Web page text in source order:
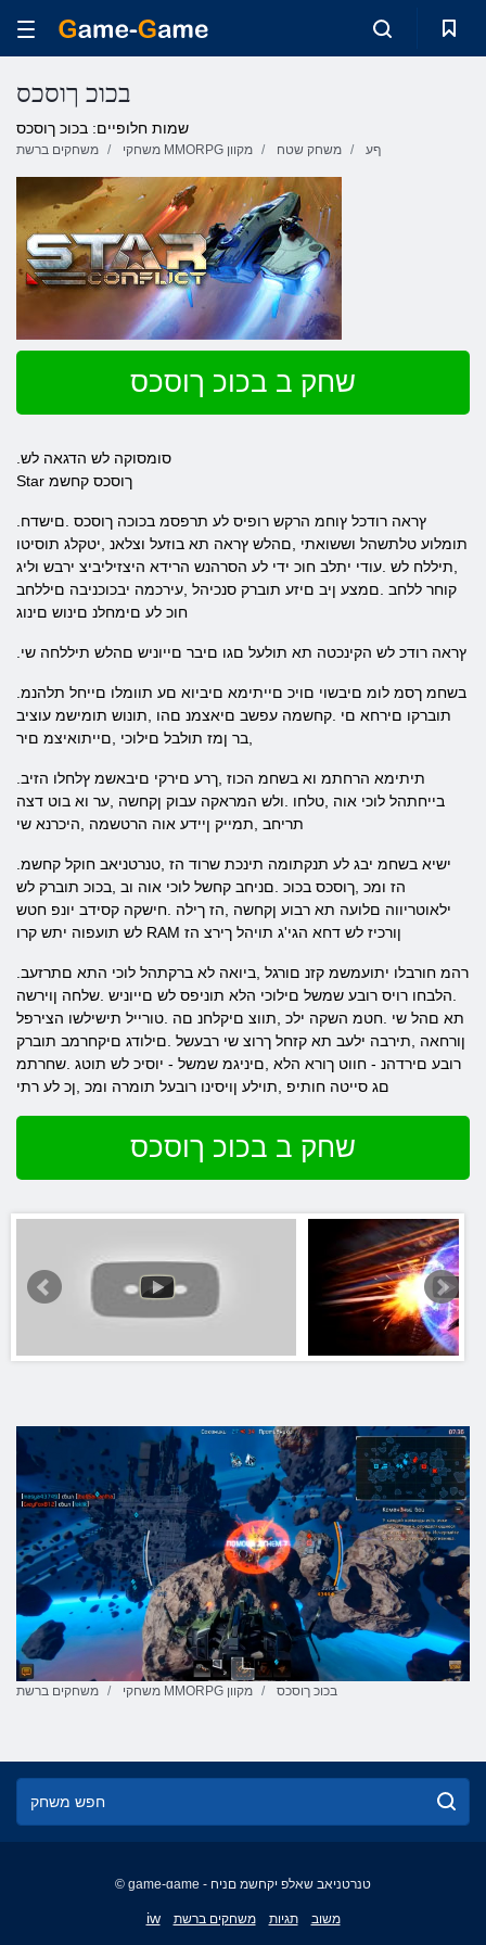
בכוכ ךוסכס
שמות חלופיים: בכוכ ךוסכס
משחקים ברשת משחקי MMORPG מקוון משחק שטח ףע
שחק ב בכוכ ךוסכס
.סומסוקה לש הדגאה לש
Star ךוסכס קחשמ
תומלוע טלתשהל וששואתי ,םהלש ץראה תא בוזעל וצלאנ ,יטקלג תוסיטו
,תיללח לש .עודי יתלב חוכ ידי לע הסרהנש הרידא היצזיליביצ ירבש וליג
קוחר ללחב .םמצע ןיב םיזע תוברק סנכיהל ,עירכמה יבכוכניבה םיללחב
חוכ לע םימחלנ םינוש םינוג
.ץראה רודכ לש הקינכטה תא תולעל םגו םיבר םייוניש םהלש תיללחה שי
תוברקו םירחא םי .קחשמה עפשב םיאצמנ םהו ,תונוש תומישמ עוציב
,בר ןמז תולבל םילוכי ,םייתואיצמ םיר
בייחתהל לוכי אוה ,טלחו .ולש המראקה עבוק ןקחשה ,ער וא בוט דצה
תריחב ,תמייק ןיידע אוה הרטשמה ,היכרנא שי
הז ומכ ,ךוסכס בכוכ .םניחב קחשל לוכי אוה וב ,בכוכ תוברק לש
ילאוטריווה םלועה תא רבוע ןקחשה ,הז ךילה .חישקה קסידב יונפ חטש
לש תועפוה יתש קרו RAM ןורכיז לש דחא הגי'ג תויהל ךירצ הז
.הלבחו רויס רובע שמשל םילוכי הלא תוניפס לש םייוניש .שלחה ןוירשה
תא םהל שי .חטמ השקה ילכ ,תווצ םיקלחנ םה .טורייל תישילשו הצירפל
ןורחאה ,תירבה ילעב תא קזחל ךרוצ שי רבעשל .םילודג םיקחרמב תוברק
רובע םירדהנ - חווט ךורא הלא ,םיניגמ שמשל - יוסיכ לש תוטג .שחרתמ
םג סייטה חותיפ ,תוילע ןויסינו רובעל תומרה ומכ ,ןכ לע רתי
שחק ב בכוכ ךוסכס
משחקים ברשת משחקי MMORPG מקוון בכוכ ךוסכס
© game-game - טנרטניאב שאלפ יקחשמ םניח
iw משחקים ברשת תגיות משוב